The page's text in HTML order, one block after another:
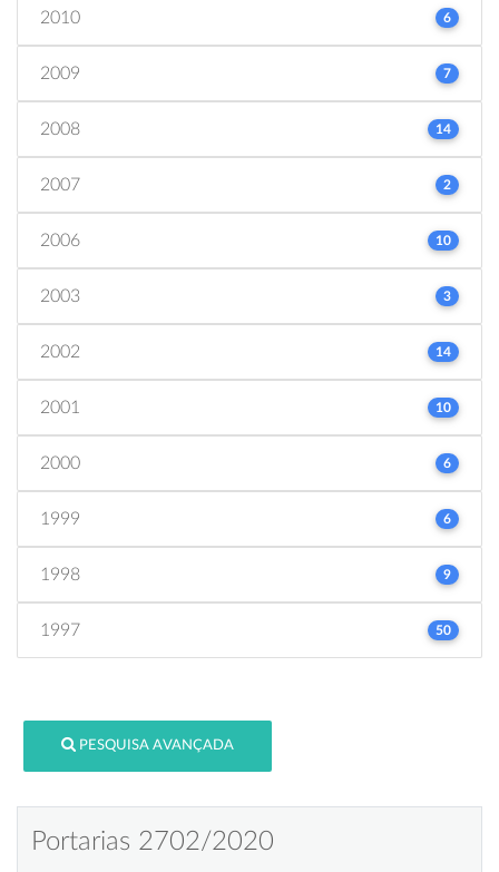
2010 6
2009 7
2008 14
2007 2
2006 10
2003 3
2002 14
2001 10
2000 6
1999 6
1998 9
1997 50
PESQUISA AVANÇADA
Portarias 2702/2020